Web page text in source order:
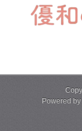
Powered by